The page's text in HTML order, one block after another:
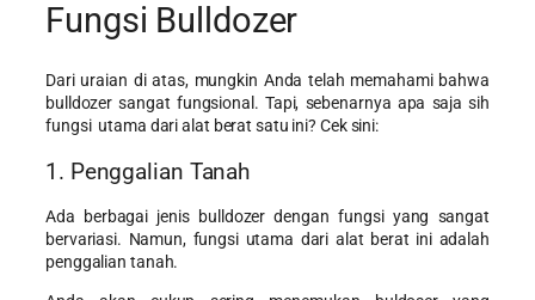
Fungsi Bulldozer
Dari uraian di atas, mungkin Anda telah memahami bahwa
bulldozer sangat fungsional. Tapi, sebenarnya apa saja sih
fungsi utama dari alat berat satu ini? Cek sini:
1. Penggalian Tanah
Ada berbagai jenis bulldozer dengan fungsi yang sangat
bervariasi. Namun, fungsi utama dari alat berat ini adalah
penggalian tanah.